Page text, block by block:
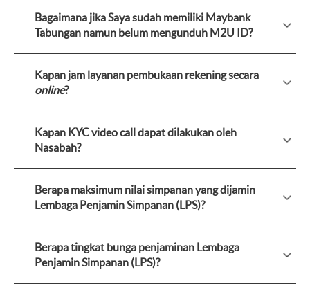
Bagaimana jika Saya sudah memiliki Maybank
Tabungan namun belum mengunduh M2U ID?
Kapan jam layanan pembukaan rekening secara
online?
Kapan KYC video call dapat dilakukan oleh
Nasabah?
Berapa maksimum nilai simpanan yang dijamin
Lembaga Penjamin Simpanan (LPS)?
Berapa tingkat bunga penjaminan Lembaga
Penjamin Simpanan (LPS)?